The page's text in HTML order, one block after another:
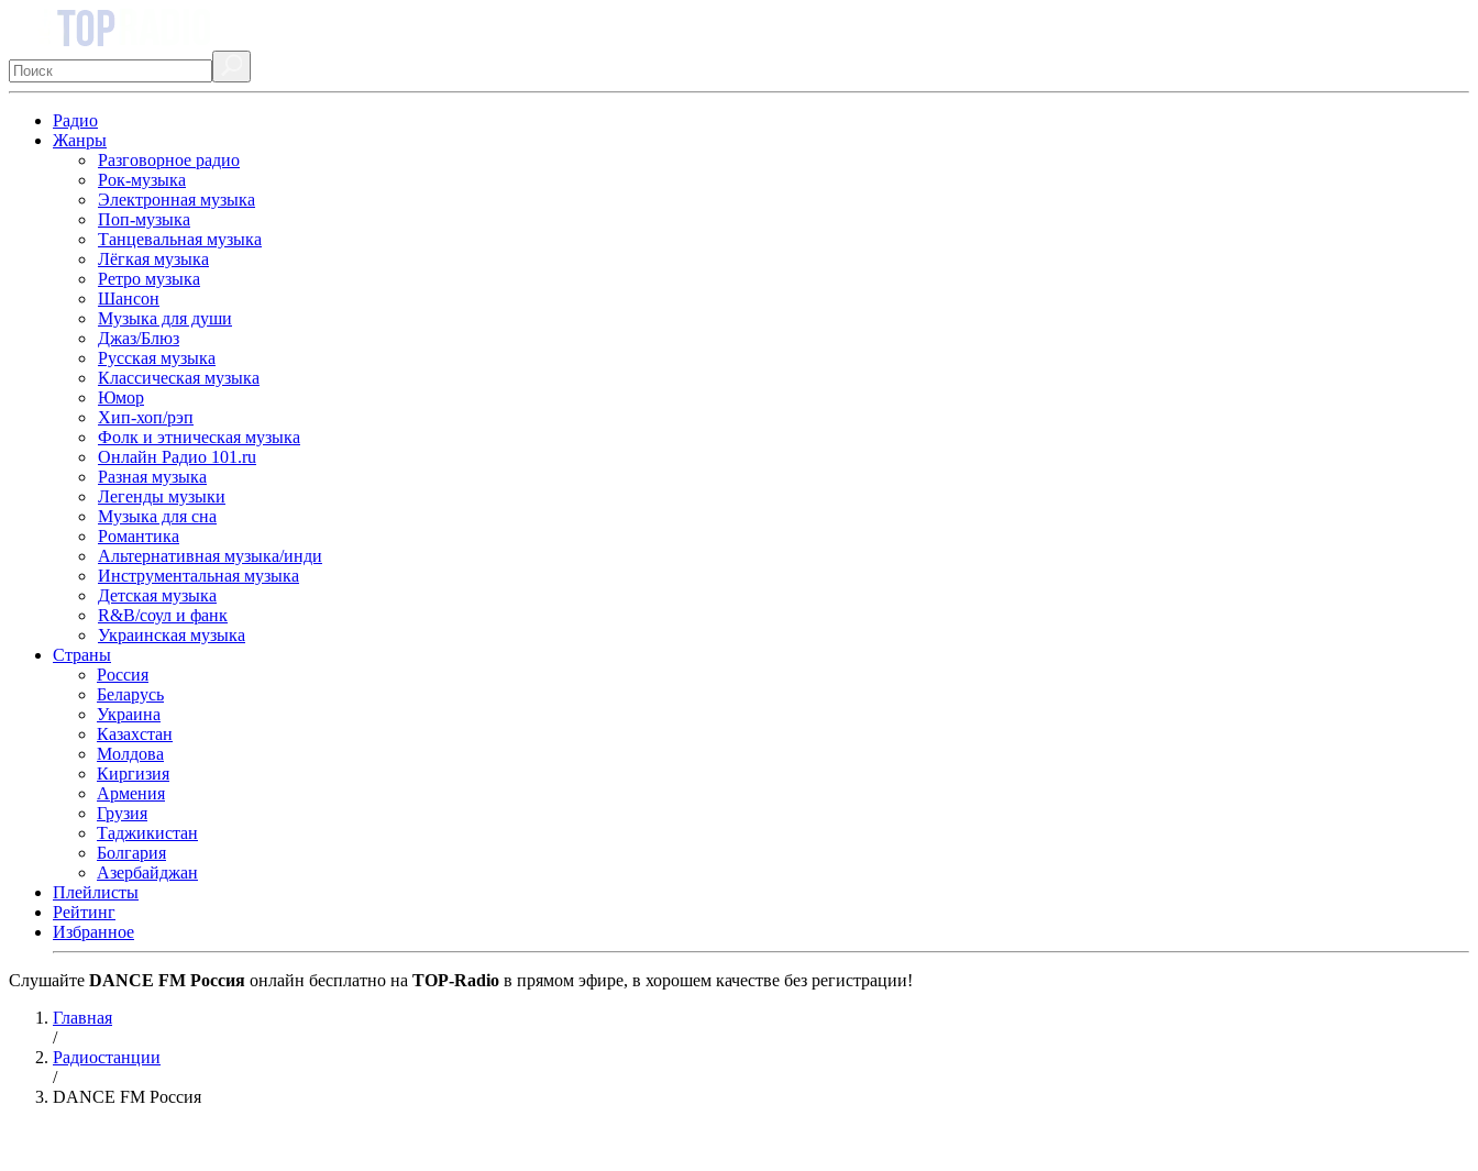
Радио
Жанры
Разговорное радио
Рок-музыка
Электронная музыка
Поп-музыка
Танцевальная музыка
Лёгкая музыка
Ретро музыка
Шансон
Музыка для души
Джаз/Блюз
Русская музыка
Классическая музыка
Юмор
Хип-хоп/рэп
Фолк и этническая музыка
Онлайн Радио 101.ru
Разная музыка
Легенды музыки
Музыка для сна
Романтика
Альтернативная музыка/инди
Инструментальная музыка
Детская музыка
R&B/cоул и фанк
Украинская музыка
Страны
Россия
Беларусь
Украина
Казахстан
Молдова
Киргизия
Армения
Грузия
Таджикистан
Болгария
Азербайджан
Плейлисты
Рейтинг
Избранное
Cлушайте DANCE FM Россия онлайн бесплатно на TOP-Radio в прямом эфире, в хорошем качестве без регистрации!
Главная
/
Радиостанции
/
DANCE FM Россия